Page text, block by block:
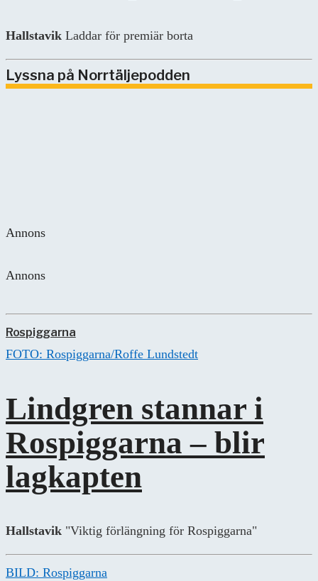
Hallstavik Laddar för premiär borta
Lyssna på Norrtäljepodden
Annons
Annons
Rospiggarna
FOTO: Rospiggarna/Roffe Lundstedt
Lindgren stannar i
Rospiggarna – blir
lagkapten
Hallstavik "Viktig förlängning för Rospiggarna"
BILD: Rospiggarna